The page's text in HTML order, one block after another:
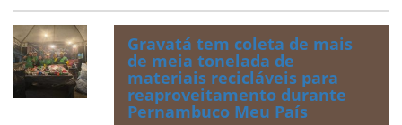
Gravatá tem coleta de mais
de meia tonelada de
materiais recicláveis para
reaproveitamento durante
Pernambuco Meu País